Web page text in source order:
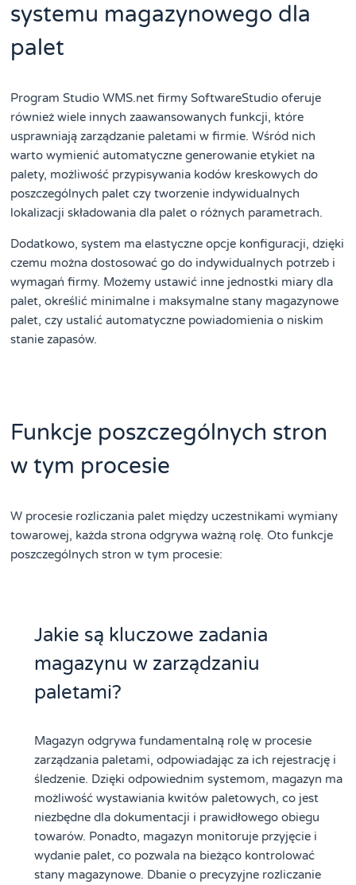
systemu magazynowego dla
palet
Program Studio WMS.net firmy SoftwareStudio oferuje
również wiele innych zaawansowanych funkcji, które
usprawniają zarządzanie paletami w firmie. Wśród nich
warto wymienić automatyczne generowanie etykiet na
palety, możliwość przypisywania kodów kreskowych do
poszczególnych palet czy tworzenie indywidualnych
lokalizacji składowania dla palet o różnych parametrach.
Dodatkowo, system ma elastyczne opcje konfiguracji, dzięki
czemu można dostosować go do indywidualnych potrzeb i
wymagań firmy. Możemy ustawić inne jednostki miary dla
palet, określić minimalne i maksymalne stany magazynowe
palet, czy ustalić automatyczne powiadomienia o niskim
stanie zapasów.
Funkcje poszczególnych stron
w tym procesie
W procesie rozliczania palet między uczestnikami wymiany
towarowej, każda strona odgrywa ważną rolę. Oto funkcje
poszczególnych stron w tym procesie:
Jakie są kluczowe zadania
magazynu w zarządzaniu
paletami?
Magazyn odgrywa fundamentalną rolę w procesie
zarządzania paletami, odpowiadając za ich rejestrację i
śledzenie. Dzięki odpowiednim systemom, magazyn ma
możliwość wystawiania kwitów paletowych, co jest
niezbędne dla dokumentacji i prawidłowego obiegu
towarów. Ponadto, magazyn monitoruje przyjęcie i
wydanie palet, co pozwala na bieżąco kontrolować
stany magazynowe. Dbanie o precyzyjne rozliczanie